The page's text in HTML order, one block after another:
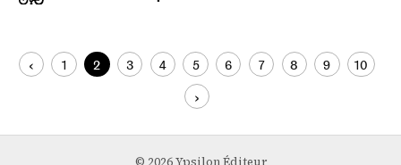
‹ 1 2 3 4 5 6 7 8 9 10
›
© 2026 Ypsilon Éditeur